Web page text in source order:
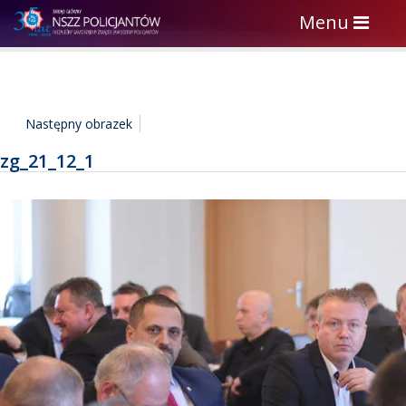
Toggle
navigation
Menu
Następny obrazek
zg_21_12_1